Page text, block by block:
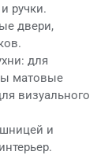
ручки.
двери,
для
матовые
визуального
и